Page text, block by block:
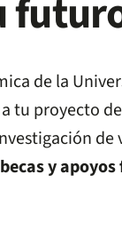
de la
tu proyecto
y